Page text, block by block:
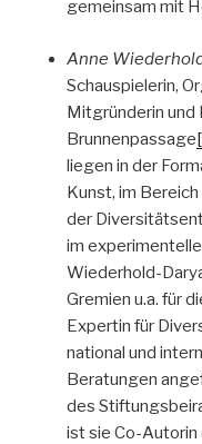
gemeinsam mit
Anne
Schauspielerin,
Mitgründerin und
Brunnenpassage
liegen in der
Kunst, im
der
im
Wiederhold-
Gremien u.a. für
Expertin für
national und
Beratungen
des
ist sie Co-Autorin